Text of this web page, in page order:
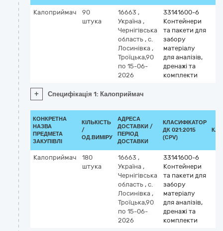
Калоприймач
90
штука
16663 ,
Україна ,
Чернігівська
область , с.
Лосинівка ,
Троїцька,90
по 15-06-
2026
33141600-6
Контейнери
та пакети для
забору
матеріалу
для аналізів,
дренажі та
комплекти
+ Специфікація 1: Калоприймач
КОНКРЕТНА
НАЗВА
ПРЕДМЕТА
ЗАКУПІВЛІ
КІЛЬКІСТЬ
/
ОД.ВИМІРУ
АДРЕСА
ДОСТАВКИ /
ПЕРІОД
ДОСТАВКИ
КЛАСИФІКАТОР
ДК 021:2015
(CPV)
Калоприймач
180
штука
16663 ,
Україна ,
Чернігівська
область , с.
Лосинівка ,
Троїцька,90
по 15-06-
2026
33141600-6
Контейнери
та пакети для
забору
матеріалу
для аналізів,
дренажі та
комплекти